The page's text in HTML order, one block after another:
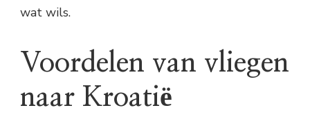
wat wils.
Voordelen van vliegen
naar Kroatië